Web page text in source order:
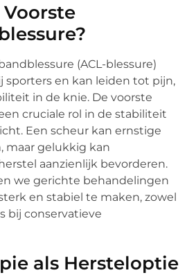
(ACL-blessure)
sporters en kan leiden tot pijn,
in de knie. De voorste
cruciale rol in de stabiliteit
Een scheur kan ernstige
maar gelukkig kan
aanzienlijk bevorderen.
we gerichte behandelingen
en stabiel te maken, zowel
bij conservatieve
als Hersteloptie